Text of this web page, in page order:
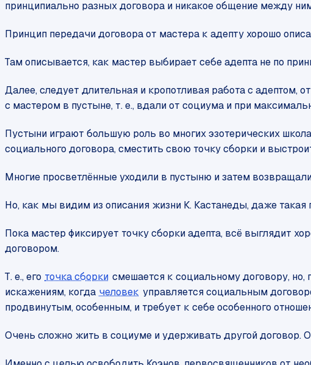
принципиально разных договора и никакое общение между
Принцип передачи договора от мастера к адепту хорошо
Там описывается, как мастер выбирает себе адепта не по
Далее, следует длительная и кропотливая работа с адептом,
с мастером в пустыне, т. е., вдали от социума и при
Пустыни играют большую роль во многих эзотерических
социального договора, сместить свою точку сборки и
Многие просветлённые уходили в пустыню и затем
Но, как мы видим из описания жизни К. Кастанеды, даже
Пока мастер фиксирует точку сборки адепта, всё выглядит
договором.
Т. е., его точка сборки смешается к социальному договору, но,
искажениям, когда человек управляется социальным
продвинутым, особенным, и требует к себе особенного
Очень сложно жить в социуме и удерживать другой договор.